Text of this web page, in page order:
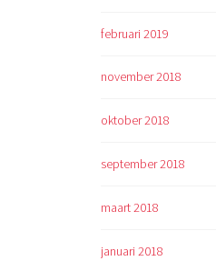
februari 2019
november 2018
oktober 2018
september 2018
maart 2018
januari 2018